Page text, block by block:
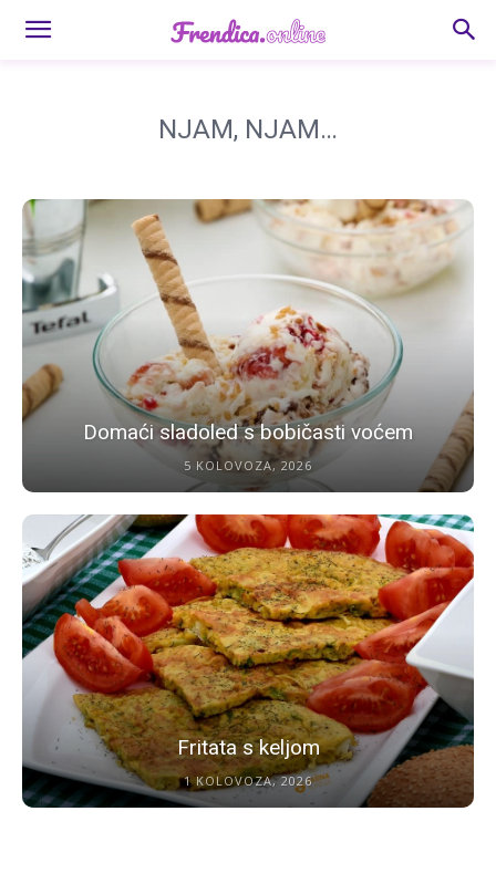
NJAM, NJAM…
Domaći sladoled s bobičasti voćem
5 KOLOVOZA, 2026
Fritata s keljom
1 KOLOVOZA, 2026